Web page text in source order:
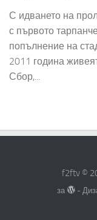
С идването на
с първото
попълнение на
2011 година
Сбор,...
f2ftv ©
за -